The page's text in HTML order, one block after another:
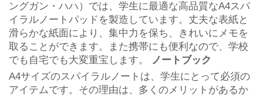
カスタムソリューション
リソース
Kontakuto Us
ングガン・ハハ）では、学生に最適な高品質なA4スパ
イラルノートパッドを製造しています。丈夫な表紙と
滑らかな紙面により、集中力を保ち、きれいにメモを
取ることができます。また携帯にも便利なので、学校
でも自宅でも大変重宝します。
ノートブック
A4サイズのスパイラルノートは、学生にとって必須の
アイテムです。その理由は、多くのメリットがあるか